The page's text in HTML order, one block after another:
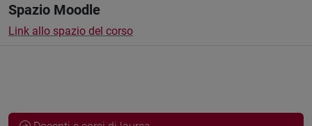
Spazio Moodle
Link allo spazio del corso